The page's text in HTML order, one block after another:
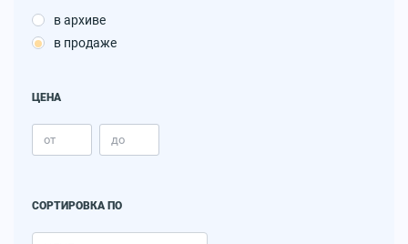
в архиве
в продаже
ЦЕНА
СОРТИРОВКА ПО